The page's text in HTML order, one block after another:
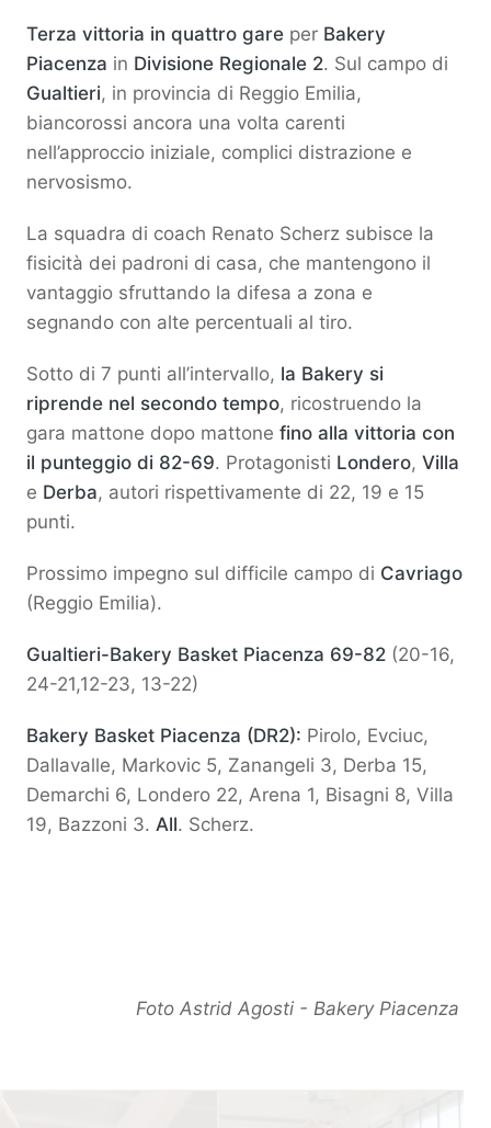
Terza vittoria in quattro gare per Bakery
Piacenza in Divisione Regionale 2. Sul campo di
Gualtieri, in provincia di Reggio Emilia,
biancorossi ancora una volta carenti
nell’approccio iniziale, complici distrazione e
nervosismo.
La squadra di coach Renato Scherz subisce la
fisicità dei padroni di casa, che mantengono il
vantaggio sfruttando la difesa a zona e
segnando con alte percentuali al tiro.
Sotto di 7 punti all’intervallo, la Bakery si
riprende nel secondo tempo, ricostruendo la
gara mattone dopo mattone fino alla vittoria con
il punteggio di 82-69. Protagonisti Londero, Villa
e Derba, autori rispettivamente di 22, 19 e 15
punti.
Prossimo impegno sul difficile campo di Cavriago
(Reggio Emilia).
Gualtieri-Bakery Basket Piacenza 69-82 (20-16,
24-21,12-23, 13-22)
Bakery Basket Piacenza (DR2): Pirolo, Evciuc,
Dallavalle, Markovic 5, Zanangeli 3, Derba 15,
Demarchi 6, Londero 22, Arena 1, Bisagni 8, Villa
19, Bazzoni 3. All. Scherz.
Foto Astrid Agosti - Bakery Piacenza